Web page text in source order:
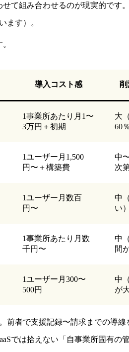
て組み合わせるのが現実的です
ます）。
導入コスト感 削
1事業所あたり月1〜
3万円＋初期
大
60
1ユーザー月1,500
円〜＋構築費
中
次
1ユーザー月数百
円〜
中
い）
1事業所あたり月数
千円〜
中
間
1ユーザー月300〜
500円
中
が
前者で支援記録〜請求までの導
では拾えない「自事業所固有の